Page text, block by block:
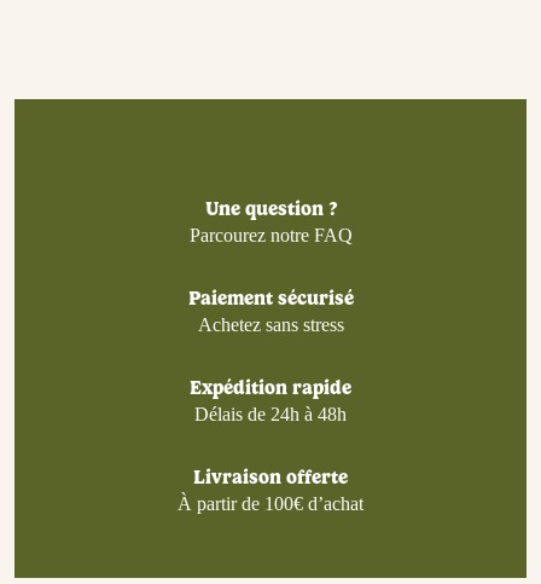
Une question ?
Parcourez notre FAQ
Paiement sécurisé
Achetez sans stress
Expédition rapide
Délais de 24h à 48h
Livraison offerte
À partir de 100€ d’achat